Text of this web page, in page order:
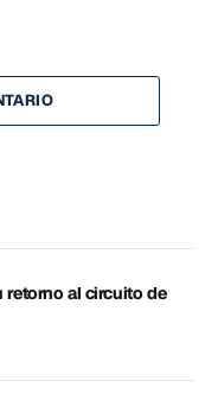
retorno al circuito de